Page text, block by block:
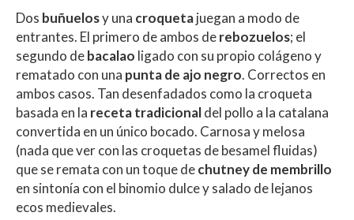
Dos buñuelosy una croquetajuegan a modo de
entrantes. El primero de ambos derebozuelos; el
segundo debacalao ligado con su propio colágeno y
rematado con una punta de ajo negro. Correctos en
ambos casos. Tan desenfadados como la croqueta
basada en la receta tradicionaldel pollo a la catalana
convertida en un único bocado. Carnosa y melosa
(nada que ver con las croquetas de besamel fluidas)
que se remata con un toque dechutney de membrillo
en sintonía con el binomio dulce y salado de lejanos
ecos medievales.